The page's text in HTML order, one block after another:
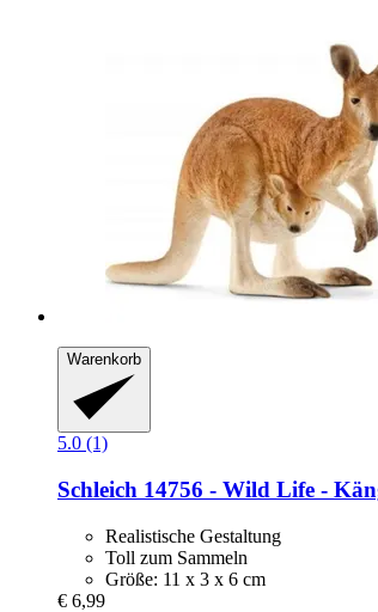
Warenkorb
5.0 (1)
Schleich 14756 -​ Wild Life -​
Realistische Gestaltung
Toll zum Sammeln
Größe: 11 x 3 x 6 cm
€ 6,99